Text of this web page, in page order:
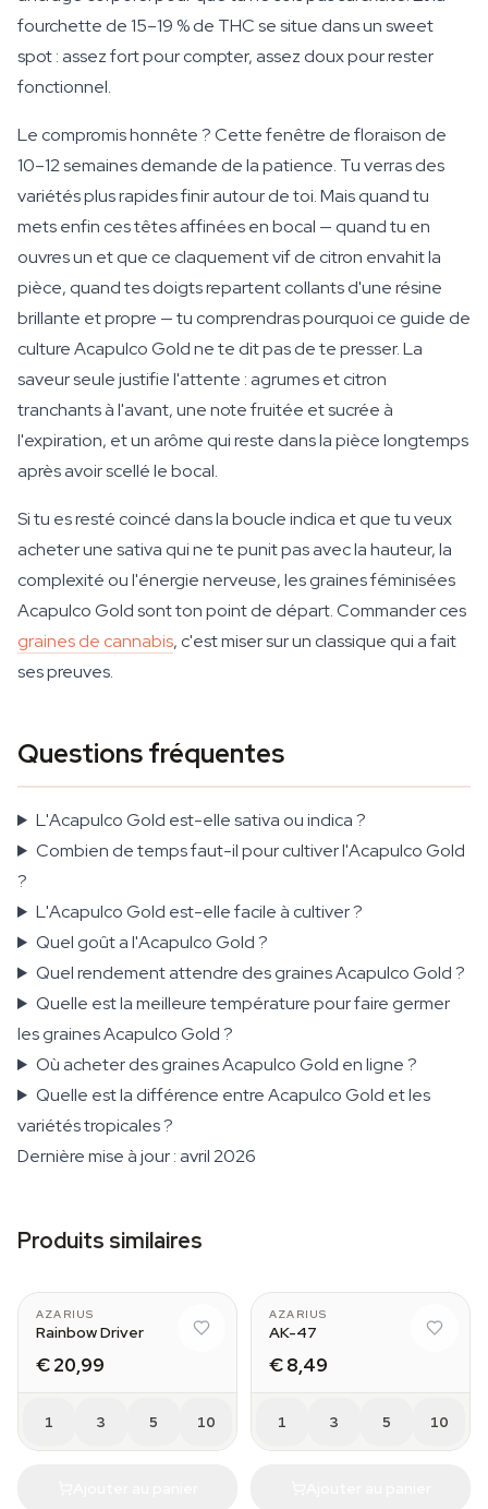
fourchette de 15–19 % de THC se situe dans un sweet
spot : assez fort pour compter, assez doux pour rester
fonctionnel.
Le compromis honnête ? Cette fenêtre de floraison de
10–12 semaines demande de la patience. Tu verras des
variétés plus rapides finir autour de toi. Mais quand tu
mets enfin ces têtes affinées en bocal — quand tu en
ouvres un et que ce claquement vif de citron envahit la
pièce, quand tes doigts repartent collants d'une résine
brillante et propre — tu comprendras pourquoi ce guide de
culture Acapulco Gold ne te dit pas de te presser. La
saveur seule justifie l'attente : agrumes et citron
tranchants à l'avant, une note fruitée et sucrée à
l'expiration, et un arôme qui reste dans la pièce longtemps
après avoir scellé le bocal.
Si tu es resté coincé dans la boucle indica et que tu veux
acheter une sativa qui ne te punit pas avec la hauteur, la
complexité ou l'énergie nerveuse, les graines féminisées
Acapulco Gold sont ton point de départ. Commander ces
graines de cannabis, c'est miser sur un classique qui a fait
ses preuves.
Questions fréquentes
L'Acapulco Gold est-elle sativa ou indica ?
Combien de temps faut-il pour cultiver l'Acapulco Gold
?
L'Acapulco Gold est-elle facile à cultiver ?
Quel goût a l'Acapulco Gold ?
Quel rendement attendre des graines Acapulco Gold ?
Quelle est la meilleure température pour faire germer
les graines Acapulco Gold ?
Où acheter des graines Acapulco Gold en ligne ?
Quelle est la différence entre Acapulco Gold et les
variétés tropicales ?
Dernière mise à jour : avril 2026
Produits similaires
AZARIUS
Rainbow Driver
€ 20,99
1 3 5 10
AZARIUS
AK-47
€ 8,49
1 3 5 10